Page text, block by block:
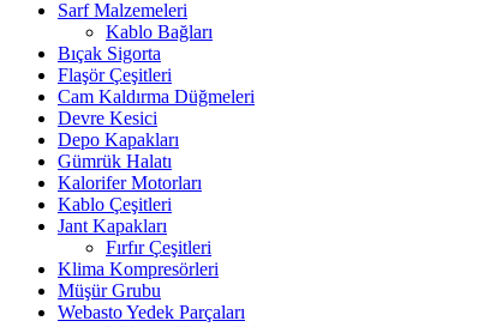
Sarf Malzemeleri
Kablo Bağları
Bıçak Sigorta
Flaşör Çeşitleri
Cam Kaldırma Düğmeleri
Devre Kesici
Depo Kapakları
Gümrük Halatı
Kalorifer Motorları
Kablo Çeşitleri
Jant Kapakları
Fırfır Çeşitleri
Klima Kompresörleri
Müşür Grubu
Webasto Yedek Parçaları